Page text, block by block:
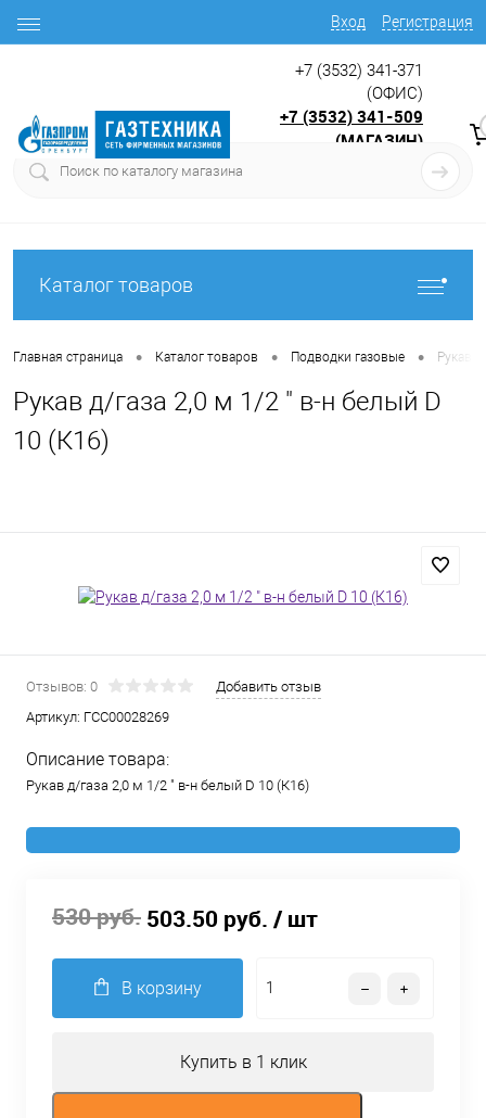
Вход Регистрация
+7 (3532) 341-371
(ОФИС)
+7 (3532) 341-509
(МАГАЗИН)
Каталог товаров
Главная страница • Каталог товаров • Подводки газовые • Рукав
Рукав д/газа 2,0 м 1/2 " в-н белый D
10 (К16)
Отзывов: 0
Добавить отзыв
Артикул: ГСС00028269
Описание товара:
Рукав д/газа 2,0 м 1/2 " в-н белый D 10 (К16)
530 руб. 503.50 руб. / шт
В корзину
Купить в 1 клик